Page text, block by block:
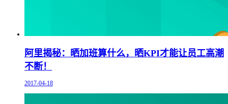
阿里揭秘：晒加班算什么，晒KPI才能让员工高潮
不断！
2017-04-18